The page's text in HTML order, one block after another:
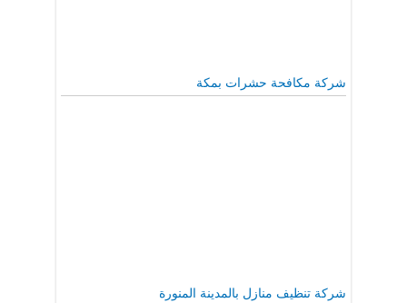
شركة مكافحة حشرات بمكة
شركة تنظيف منازل بالمدينة المنورة